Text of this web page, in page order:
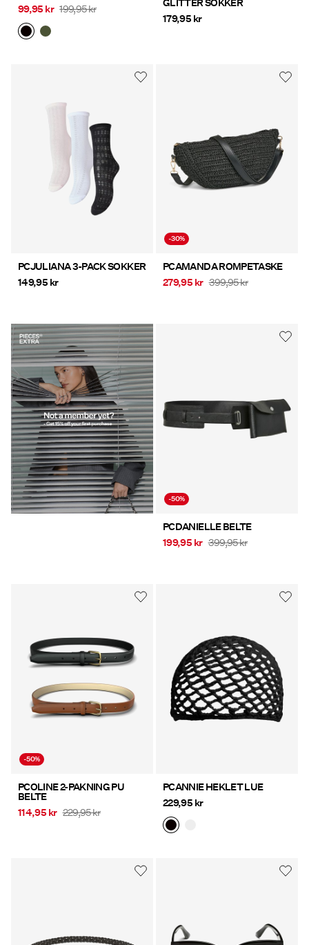
99,95 kr 199,95 kr
179,95 kr
PCJULIANA 3-PACK SOKKER
149,95 kr
-30%
PCAMANDA ROMPETASKE
279,95 kr 399,95 kr
https://www.pieces.com/share?
register=true
-50%
PCDANIELLE BELTE
199,95 kr 399,95 kr
-50%
PCOLINE 2-PAKNING PU
BELTE
114,95 kr 229,95 kr
PCANNIE HEKLET LUE
229,95 kr